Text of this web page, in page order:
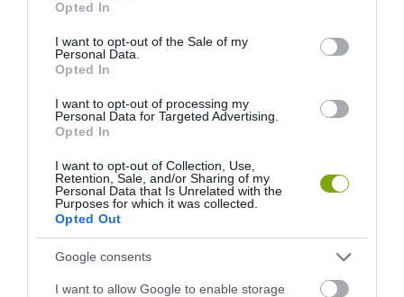
use your data for below specified purposes in below Google
consent section.
Opted In
I want to opt-out of the Sale of my
Personal Data.
Opted In
I want to opt-out of processing my
Personal Data for Targeted Advertising.
Opted In
I want to opt-out of Collection, Use,
Retention, Sale, and/or Sharing of my
Personal Data that Is Unrelated with the
Purposes for which it was collected.
Opted Out
Google consents
I want to allow Google to enable storage
LENYŰGÖZŐ ŐSZI KÖNTÖSBEN TÜNDÖKLŐ FASOR
HASONLÓ ÉRDEKESSÉGEK